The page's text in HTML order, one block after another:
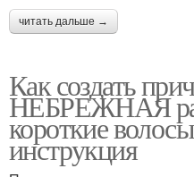
читать дальше →
Как создать
НЕБРЕЖНАЯ
короткие
инструкция